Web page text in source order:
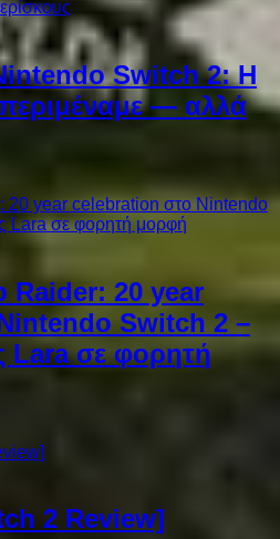
Switch 2: Η
— αλλά
Raider: 20 year
Switch 2 –
Lara σε φορητή
2 Review]